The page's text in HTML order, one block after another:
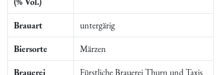
Brauart untergärig
Biersorte Märzen
Brauerei
Fürstliche Brauerei Thurn und Taxis